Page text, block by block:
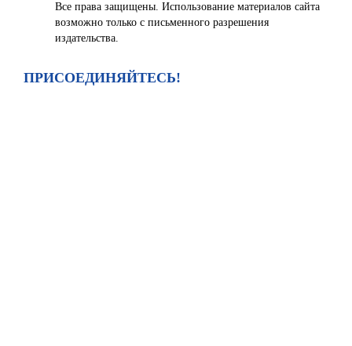
Все права защищены. Использование материалов сайта
возможно только с письменного разрешения
издательства.
ПРИСОЕДИНЯЙТЕСЬ!